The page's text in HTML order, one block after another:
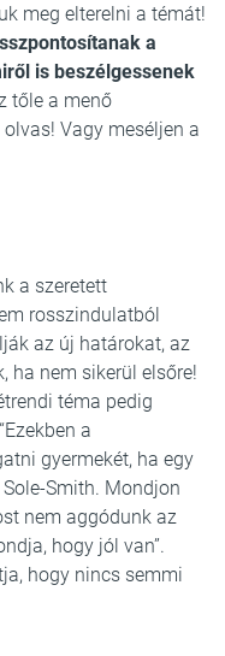
meg elterelni a témát!
a
is beszélgessenek
tőle a menő
Vagy meséljen a
a szeretett
rosszindulatból
az új határokat, az
ha nem sikerül elsőre!
téma pedig
a
gyermekét, ha egy
Smith. Mondjon
nem aggódunk az
hogy jól van”.
hogy nincs semmi